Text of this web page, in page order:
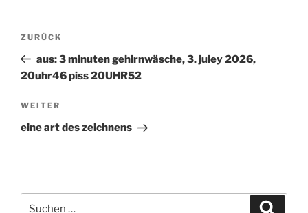
Beitragsnavigation
Vorheriger
Beitrag
ZURÜCK
aus: 3 minuten gehirnwäsche, 3. juley 2026,
20uhr46 piss 20UHR52
Nächster
Beitrag
WEITER
eine art des zeichnens
Suchen